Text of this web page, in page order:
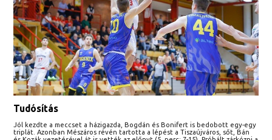
Tudósítás
Jól kezdte a meccset a házigazda, Bogdán és Bonifert is bedobott egy-egy
triplát. Azonban Mészáros révén tartotta a lépést a Tiszaújváros, sőt, Bán